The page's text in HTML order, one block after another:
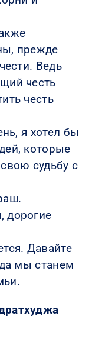
прежде
Ведь
честь
честь
я хотел бы
которые
судьбу с
дорогие
Давайте
мы станем